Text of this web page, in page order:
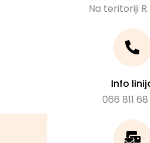
Na teritoriji
Info
066 811